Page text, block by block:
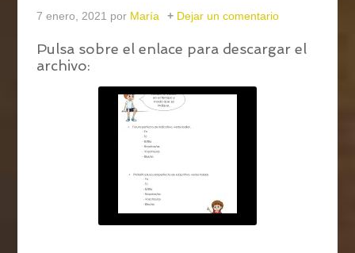
7 enero, 2021 por María Dejar un comentario
Pulsa sobre el enlace para descargar el
archivo: